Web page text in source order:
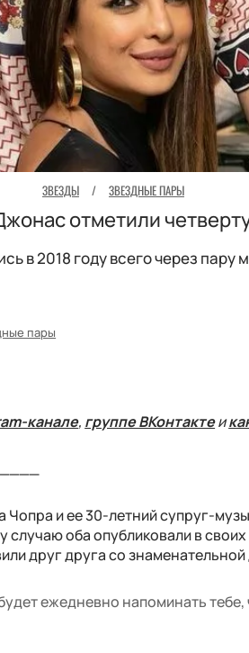
ЗВЕЗДЫ / ЗВЕЗДНЫЕ ПАРЫ
отметили
в 2018 году всего через пару
пары
канале, группе ВКонтактеи
Чопра и ее 30-летний супруг-
оба опубликовали в
друг друга со знаменательной
ежедневно напоминать